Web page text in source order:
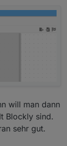
will man dann
Blockly sind.
sehr gut.